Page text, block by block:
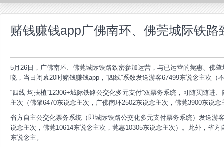
赌钱赚钱app广佛南环、佛莞城际铁
5月26日，广佛南环、佛莞城际铁路致密参加运营，与已运营的莞惠、佛
晓，当日闭幕20时赌钱赚钱app，“四线”系数发送游客67499东说念主次（
“四线”均扶植“12306+城际铁路公交化多元支付”双票务系统，可随买随进
主次（佛肇6470东说念主次，广佛南环2502东说念主次，佛莞3900东说
省方自主公交化票务系统（即城际铁路公交化多元支付票务系统）发送游
说念主次，佛莞10614东说念主次，莞惠10305东说念主次）。此外，省
东说念主。